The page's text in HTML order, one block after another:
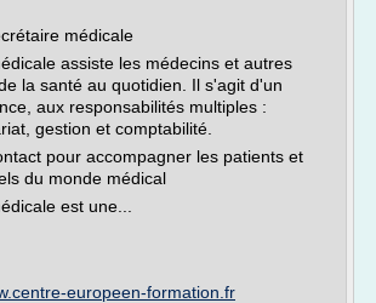
médicale
assiste les médecins et autres
la santé au quotidien. Il s'agit d'un
aux responsabilités multiples :
gestion et comptabilité.
pour accompagner les patients et
du monde médical
est une...
europeen-formation.fr